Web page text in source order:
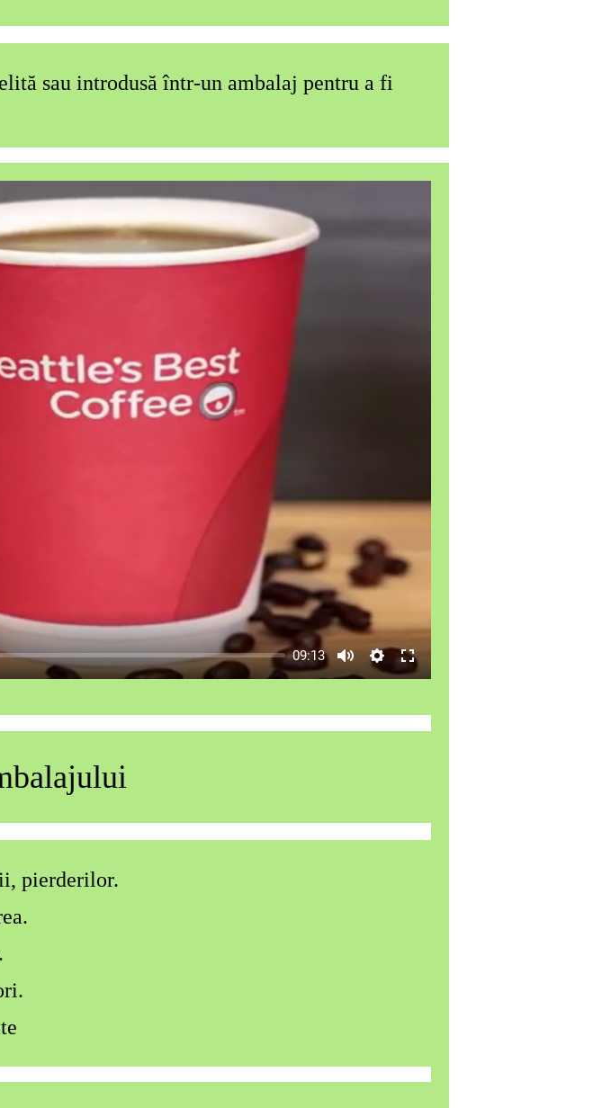
sau introdusă într-un ambalaj pentru a fi
09:13
pierderilor.